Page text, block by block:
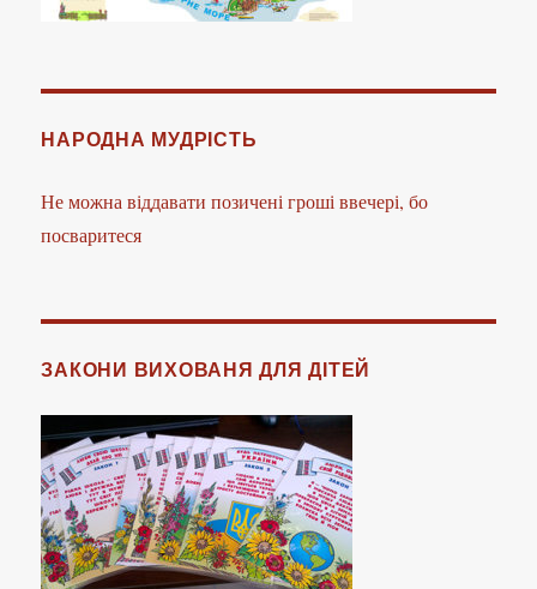
НАРОДНА МУДРІСТЬ
Не можна віддавати позичені гроші ввечері, бо
посваритеся
ЗАКОНИ ВИХОВАНЯ ДЛЯ ДІТЕЙ